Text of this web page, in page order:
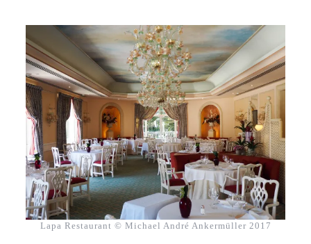
Lapa Restaurant © Michael André Ankermüller 2017